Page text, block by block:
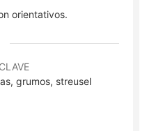
orientativos.
grumos, streusel